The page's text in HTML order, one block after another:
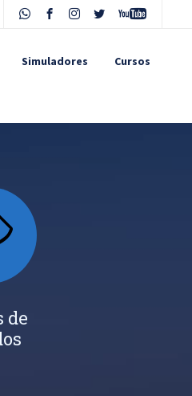
Simuladores Cursos
de